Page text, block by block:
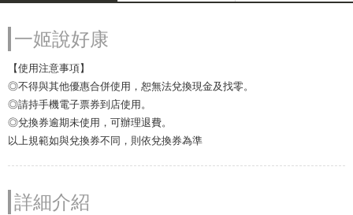
一姬說好康
【使用注意事項】
◎不得與其他優惠合併使用，恕無法兌換現金及找零。
◎請持手機電子票券到店使用。
◎兌換券逾期未使用，可辦理退費。
以上規範如與兌換券不同，則依兌換券為準
詳細介紹